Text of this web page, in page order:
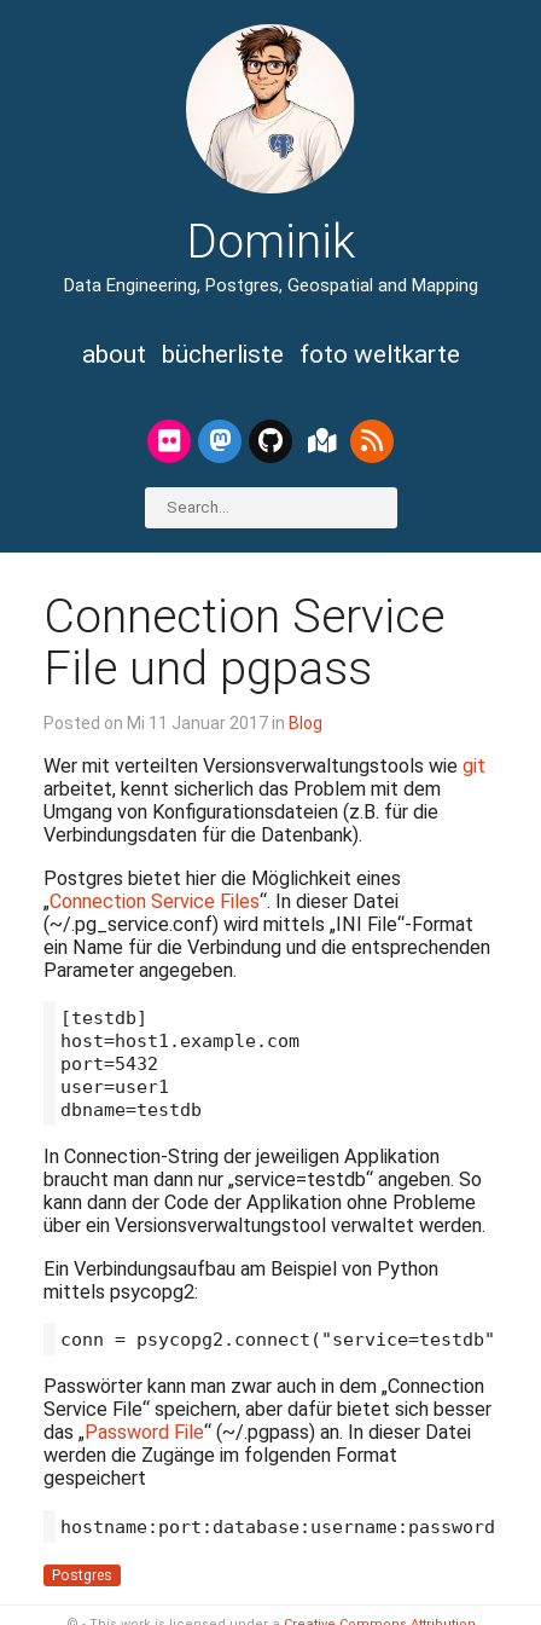
Dominik
Data Engineering, Postgres, Geospatial and Mapping
about bücherliste foto weltkarte
Connection Service
File und pgpass
Posted on Mi 11 Januar 2017 in Blog
Wer mit verteilten Versionsverwaltungstools wie git
arbeitet, kennt sicherlich das Problem mit dem
Umgang von Konfigurationsdateien (z.B. für die
Verbindungsdaten für die Datenbank).
Postgres bietet hier die Möglichkeit eines
„Connection Service Files“. In dieser Datei
(~/.pg_service.conf) wird mittels „INI File“-Format
ein Name für die Verbindung und die entsprechenden
Parameter angegeben.
[testdb]
host=host1.example.com
port=5432
user=user1
In Connection-String der jeweiligen Applikation
braucht man dann nur „service=testdb“ angeben. So
kann dann der Code der Applikation ohne Probleme
über ein Versionsverwaltungstool verwaltet werden.
Ein Verbindungsaufbau am Beispiel von Python
mittels psycopg2:
Passwörter kann man zwar auch in dem „Connection
Service File“ speichern, aber dafür bietet sich besser
das „Password File“ (~/.pgpass) an. In dieser Datei
werden die Zugänge im folgenden Format
gespeichert
Postgres